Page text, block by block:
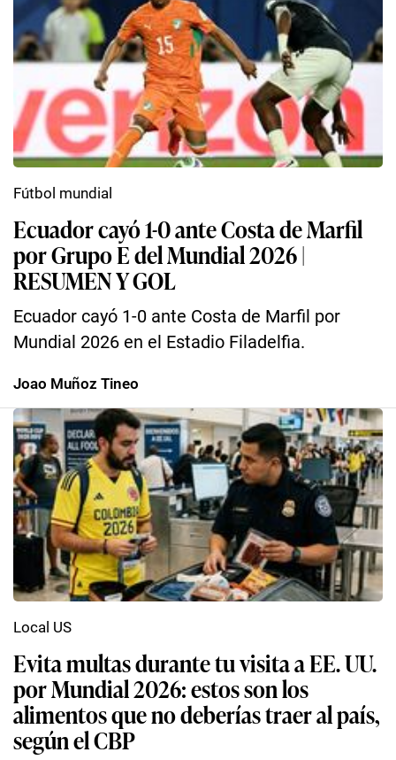
Ecuador cayó 1-0 ante Costa de Marfil
por Grupo E del Mundial 2026 |
RESUMEN Y GOL
Ecuador cayó 1-0 ante Costa de Marfil por
Mundial 2026 en el Estadio Filadelfia.
Fútbol mundial
Joao Muñoz Tineo
Evita multas durante tu visita a EE. UU.
por Mundial 2026: estos son los
alimentos que no deberías traer al país,
según el CBP
Local US